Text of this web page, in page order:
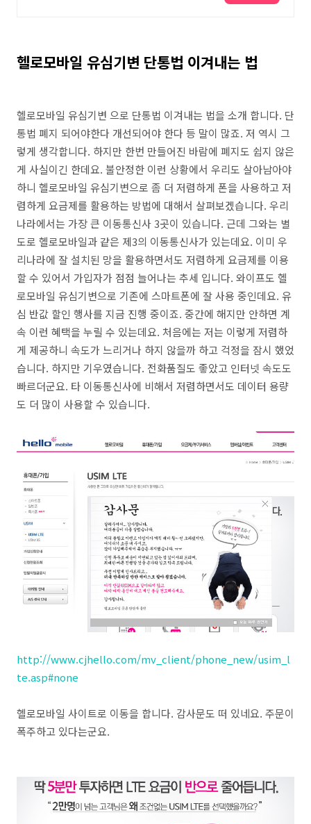
헬로모바일 유심기변 단통법 이겨내는 법
헬로모바일 유심기변 으로 단통법 이겨내는 법을 소개 합니다. 단
통법 폐지 되어야한다 개선되어야 한다 등 말이 많죠. 저 역시 그
렇게 생각합니다. 하지만 한번 만들어진 바람에 폐지도 쉽지 않은
게 사실이긴 한데요. 불안정한 이런 상황에서 우리도 살아남아야
하니 헬로모바일 유심기변으로 좀 더 저렴하게 폰을 사용하고 저
렴하게 요금제를 활용하는 방법에 대해서 살펴보겠습니다. 우리
나라에서는 가장 큰 이동통신사 3곳이 있습니다. 근데 그와는 별
도로 헬로모바일과 같은 제3의 이동통신사가 있는데요. 이미 우
리나라에 잘 설치된 망을 활용하면서도 저렴하게 요금제를 이용
할 수 있어서 가입자가 점점 늘어나는 추세 입니다. 와이프도 헬
로모바일 유심기변으로 기존에 스마트폰에 잘 사용 중인데요. 유
심 반값 할인 행사를 지금 진행 중이죠. 중간에 해지만 안하면 계
속 이런 혜택을 누릴 수 있는데요. 처음에는 저는 이렇게 저렴하
게 제공하니 속도가 느리거나 하지 않을까 하고 걱정을 잠시 했었
습니다. 하지만 기우였습니다. 전화품질도 좋았고 인터넷 속도도
빠르더군요. 타 이동통신사에 비해서 저렴하면서도 데이터 용량
도 더 많이 사용할 수 있습니다.
http://www.cjhello.com/mv_client/phone_new/usim_l
te.asp#none
헬로모바일 사이트로 이동을 합니다. 감사문도 떠 있네요. 주문이
폭주하고 있다는군요.